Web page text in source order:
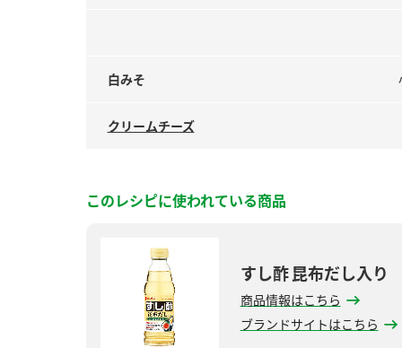
白みそ
クリームチーズ
このレシピに使われている商品
すし酢 昆布だし入り
商品情報はこちら
ブランドサイトはこちら